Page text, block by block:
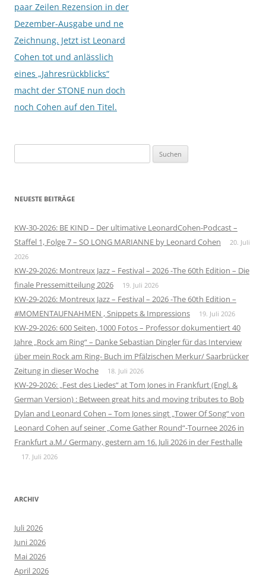
paar Zeilen Rezension in der
Dezember-Ausgabe und ne
Zeichnung. Jetzt ist Leonard
Cohen tot und anlässlich
eines „Jahresrückblicks“
macht der STONE nun doch
noch Cohen auf den Titel.
nach:
NEUESTE BEITRÄGE
KW-30-2026: BE KIND – Der ultimative LeonardCohen-Podcast –
Staffel 1, Folge 7 – SO LONG MARIANNE by Leonard Cohen
20. Juli
2026
KW-29-2026: Montreux Jazz – Festival – 2026 -The 60th Edition – Die
finale Pressemitteilung 2026
19. Juli 2026
KW-29-2026: Montreux Jazz – Festival – 2026 -The 60th Edition –
#MOMENTAUFNAHMEN , Snippets & Impressions
19. Juli 2026
KW-29-2026: 600 Seiten, 1000 Fotos – Professor dokumentiert 40
Jahre „Rock am Ring“ – Danke Sebastian Dingler für das Interview
über mein Rock am Ring- Buch im Pfälzischen Merkur/ Saarbrücker
Zeitung in dieser Woche
18. Juli 2026
KW-29-2026: „Fest des Liedes“ at Tom Jones in Frankfurt (Engl. &
German Version) : Between great hits and moving tributes to Bob
Dylan and Leonard Cohen – Tom Jones singt „Tower Of Song“ von
Leonard Cohen auf seiner „Come Gather Round“-Tournee 2026 in
Frankfurt a.M./ Germany, gestern am 16. Juli 2026 in der Festhalle
17. Juli 2026
ARCHIV
Juli 2026
Juni 2026
Mai 2026
April 2026